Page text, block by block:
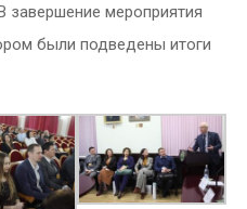
завершение мероприятия
были подведены итоги